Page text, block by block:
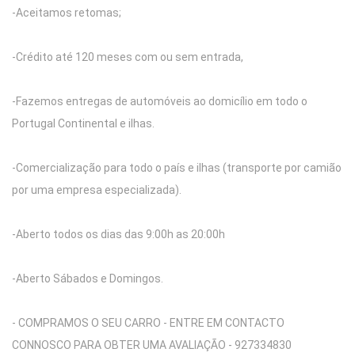
-Aceitamos retomas;
-Crédito até 120 meses com ou sem entrada,
-Fazemos entregas de automóveis ao domicílio em todo o
Portugal Continental e ilhas.
-Comercialização para todo o país e ilhas (transporte por camião
por uma empresa especializada).
-Aberto todos os dias das 9:00h as 20:00h
-Aberto Sábados e Domingos.
- COMPRAMOS O SEU CARRO - ENTRE EM CONTACTO
CONNOSCO PARA OBTER UMA AVALIAÇÃO - 927334830